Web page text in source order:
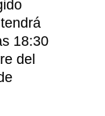
18:30
del